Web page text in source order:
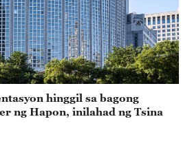
hinggil sa bagong
ng Hapon, inilahad ng Tsina